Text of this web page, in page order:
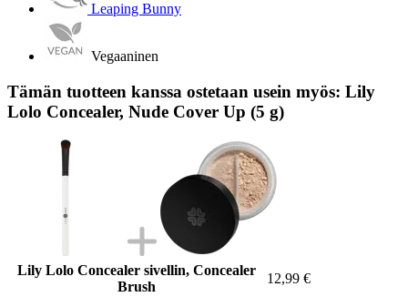
Leaping Bunny
Vegaaninen
Tämän tuotteen kanssa ostetaan usein myös: Lily
Lolo Concealer, Nude Cover Up (5 g)
Lily Lolo Concealer sivellin, Concealer
Brush
12,99 €